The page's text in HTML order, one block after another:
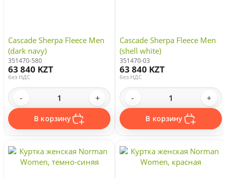
Cascade Sherpa Fleece Men
(dark navy)
351470-580
63 840 KZT
без НДС
- +
В корзину
Cascade Sherpa Fleece Men
(shell white)
351470-03
63 840 KZT
без НДС
- +
В корзину